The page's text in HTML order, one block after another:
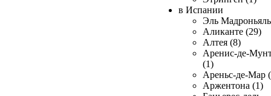
в Испании
Эль
Аликанте (29)
Алтея (8)
Аренис-де-
(1)
Ареньс-де-Мар
Аржентона (1)